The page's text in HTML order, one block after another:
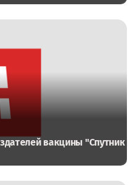
вакцины "Спутник